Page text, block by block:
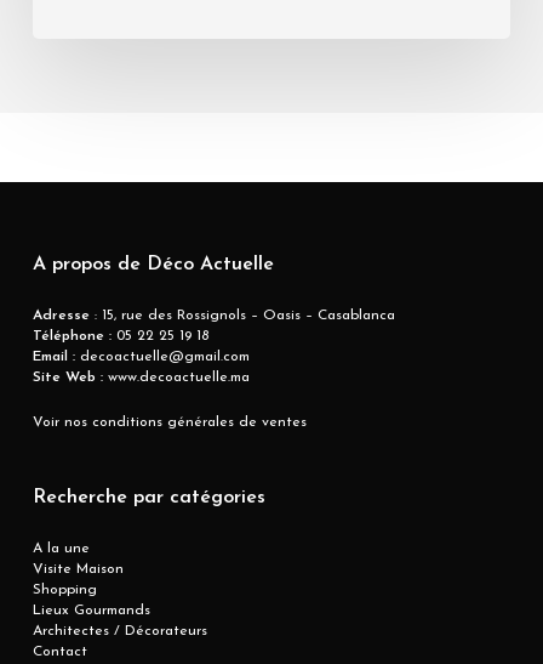
A propos de Déco Actuelle
Adresse : 15, rue des Rossignols – Oasis – Casablanca
Téléphone :05 22 25 19 18
Email :decoactuelle@gmail.com
Site Web :www.decoactuelle.ma
Voir nos conditions générales de ventes
Recherche par catégories
A la une
Visite Maison
Shopping
Lieux Gourmands
Architectes / Décorateurs
Contact